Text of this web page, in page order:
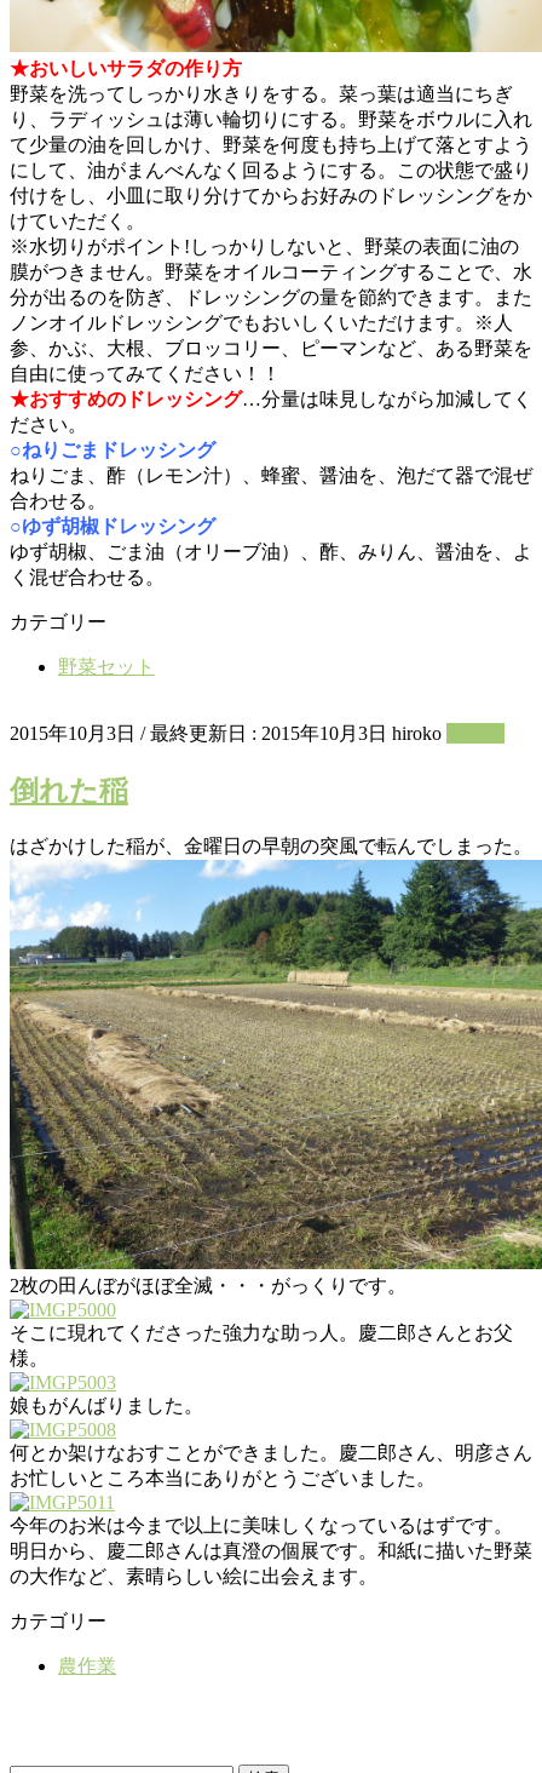
★おいしいサラダの作り方
野菜を洗ってしっかり水きりをする。菜っ葉は適当にちぎ
り、ラディッシュは薄い輪切りにする。野菜をボウルに入れ
て少量の油を回しかけ、野菜を何度も持ち上げて落とすよう
にして、油がまんべんなく回るようにする。この状態で盛り
付けをし、小皿に取り分けてからお好みのドレッシングをか
けていただく。
※水切りがポイント!しっかりしないと、野菜の表面に油の
膜がつきません。野菜をオイルコーティングすることで、水
分が出るのを防ぎ、ドレッシングの量を節約できます。また
ノンオイルドレッシングでもおいしくいただけます。※人
参、かぶ、大根、ブロッコリー、ピーマンなど、ある野菜を
自由に使ってみてください！！
★おすすめのドレッシング…分量は味見しながら加減してく
ださい。
○ねりごまドレッシング
ねりごま、酢（レモン汁）、蜂蜜、醤油を、泡だて器で混ぜ
合わせる。
○ゆず胡椒ドレッシング
ゆず胡椒、ごま油（オリーブ油）、酢、みりん、醤油を、よ
く混ぜ合わせる。
カテゴリー
野菜セット
2015年10月3日 / 最終更新日 : 2015年10月3日 hiroko
倒れた稲
はざかけした稲が、金曜日の早朝の突風で転んでしまった。
2枚の田んぼがほぼ全滅・・・がっくりです。
そこに現れてくださった強力な助っ人。慶二郎さんとお父
様。
娘もがんばりました。
何とか架けなおすことができました。慶二郎さん、明彦さん
お忙しいところ本当にありがとうございました。
今年のお米は今まで以上に美味しくなっているはずです。
明日から、慶二郎さんは真澄の個展です。和紙に描いた野菜
の大作など、素晴らしい絵に出会えます。
カテゴリー
農作業